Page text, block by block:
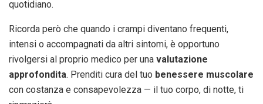
quotidiano.
Ricorda però che quando i crampi diventano frequenti,
intensi o accompagnati da altri sintomi, è opportuno
rivolgersi al proprio medico per una valutazione
approfondita. Prenditi cura del tuo benessere muscolare
con costanza e consapevolezza — il tuo corpo, di notte, ti